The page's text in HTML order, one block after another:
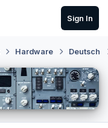
Sign In
Hardware Deutsch